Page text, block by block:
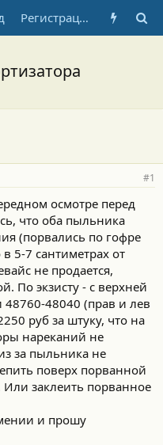
Регистрация
#1
осмотре перед
что оба пыльника
(порвались по гофре
5-7 сантиметрах от
не продается,
По экзисту - с верхней
48040 (прав и лев
руб за штуку, что на
нареканий не
за пыльника не
поверх порванной
заклеить порванное
и прошу